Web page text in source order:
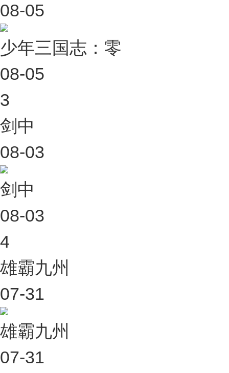
08-05
少年三国志：零
08-05
3
剑中
08-03
剑中
08-03
4
雄霸九州
07-31
雄霸九州
07-31